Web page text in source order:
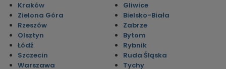
Kraków
Zielona Góra
Rzeszów
Olsztyn
Łódź
Szczecin
Warszawa
Gliwice
Bielsko-Biała
Zabrze
Bytom
Rybnik
Ruda Śląska
Tychy